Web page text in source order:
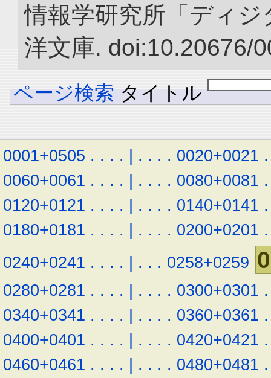
情報学研究所「ディ
洋文庫. doi:10.20676/
ページ検索 タイトル
0001+0505 . . . . | . . . . 0020+0021 .
0060+0061 . . . . | . . . . 0080+0081 .
0120+0121 . . . . | . . . . 0140+0141 .
0180+0181 . . . . | . . . . 0200+0201 .
0240+0241 . . . . | . . . 0258+0259
0280+0281 . . . . | . . . . 0300+0301 .
0340+0341 . . . . | . . . . 0360+0361 .
0400+0401 . . . . | . . . . 0420+0421 .
0460+0461 . . . . | . . . . 0480+0481 .